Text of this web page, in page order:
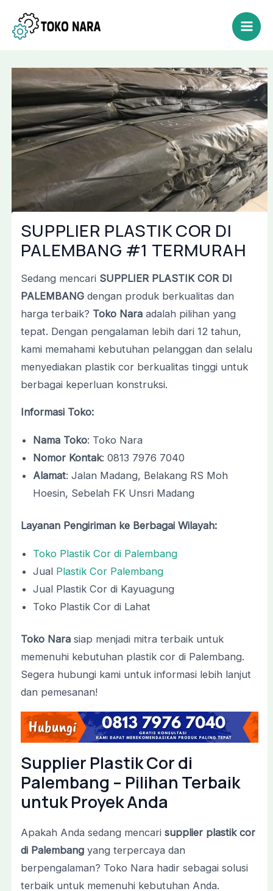
konten
Main
SUPPLIER PLASTIK COR DI
PALEMBANG #1 TERMURAH
Sedang mencari SUPPLIER PLASTIK COR DI
PALEMBANGdengan produk berkualitas dan
harga terbaik? Toko Naraadalah pilihan yang
tepat. Dengan pengalaman lebih dari 12 tahun,
kami memahami kebutuhan pelanggan dan selalu
menyediakan plastik cor berkualitas tinggi untuk
berbagai keperluan konstruksi.
Informasi Toko:
Nama Toko: Toko Nara
Nomor Kontak: 0813 7976 7040
Alamat: Jalan Madang, Belakang RS Moh
Hoesin, Sebelah FK Unsri Madang
Layanan Pengiriman ke Berbagai Wilayah:
Toko Plastik Cor di Palembang
Jual Plastik Cor Palembang
Jual Plastik Cor di Kayuagung
Toko Plastik Cor di Lahat
Toko Narasiap menjadi mitra terbaik untuk
memenuhi kebutuhan plastik cor di Palembang.
Segera hubungi kami untuk informasi lebih lanjut
dan pemesanan!
Supplier Plastik Cor di
Palembang – Pilihan Terbaik
untuk Proyek Anda
Apakah Anda sedang mencari supplier plastik cor
di Palembangyang terpercaya dan
berpengalaman? Toko Nara hadir sebagai solusi
terbaik untuk memenuhi kebutuhan Anda.
navigation